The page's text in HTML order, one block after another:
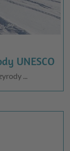
UNESCO
...